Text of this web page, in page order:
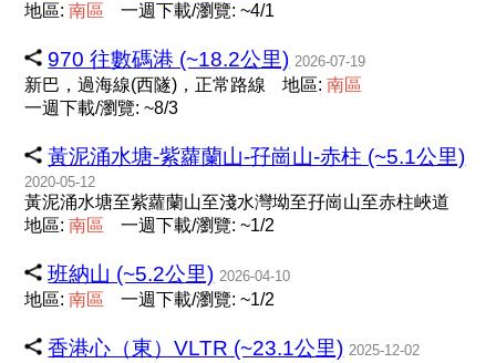
地區:南區 一週下載/瀏覽: ~4/1
970 往數碼港 (~18.2公里) 2026-07-19
新巴，過海線(西隧)，正常路線 地區:南區
一週下載/瀏覽: ~8/3
黃泥涌水塘-紫蘿蘭山-孖崗山-赤柱 (~5.1公里)
2020-05-12
黃泥涌水塘至紫蘿蘭山至淺水灣坳至孖崗山至赤柱峽道
地區:南區 一週下載/瀏覽: ~1/2
班納山 (~5.2公里) 2026-04-10
地區:南區 一週下載/瀏覽: ~1/2
香港心（東）VLTR (~23.1公里) 2025-12-02